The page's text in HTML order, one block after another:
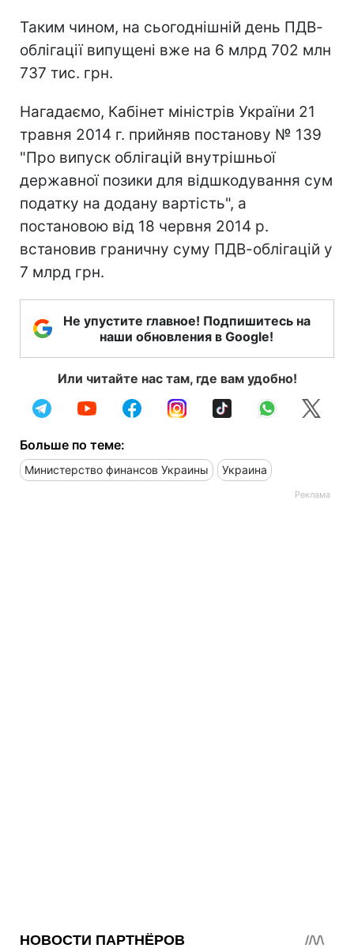
Таким чином, на сьогоднішній день ПДВ-
облігації випущені вже на 6 млрд 702 млн
737 тис. грн.
Нагадаємо, Кабінет міністрів України 21
травня 2014 г. прийняв постанову № 139
"Про випуск облігацій внутрішньої
державної позики для відшкодування сум
податку на додану вартість", а
постановою від 18 червня 2014 р.
встановив граничну суму ПДВ-облігацій у
7 млрд грн.
Не упустите главное! Подпишитесь на
наши обновления в Google!
Или читайте нас там, где вам удобно!
Больше по теме:
Министерство финансов Украины Украина